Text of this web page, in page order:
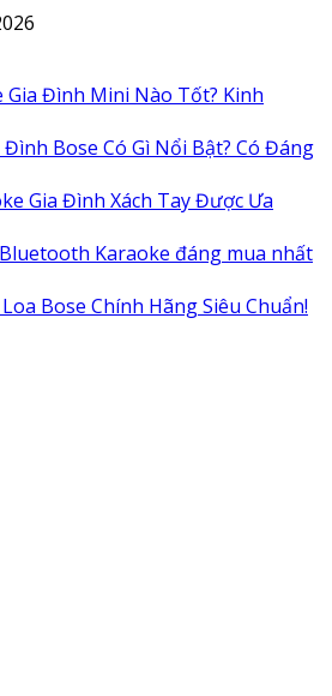
Gia Đình Mini Nào Tốt? Kinh
Đình Bose Có Gì Nổi Bật? Có Đáng
Gia Đình Xách Tay Được Ưa
Karaoke đáng mua nhất
Bose Chính Hãng Siêu Chuẩn!